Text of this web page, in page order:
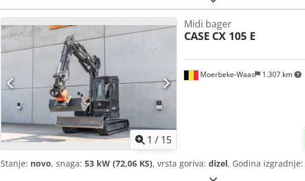
1 / 15
Moerbeke-Waas 1.307 km
Midi bager
CASE CX 105 E
Stanje: novo, snaga: 53 kW (72,06 KS), vrsta goriva: dizel, Godina izgradnje: